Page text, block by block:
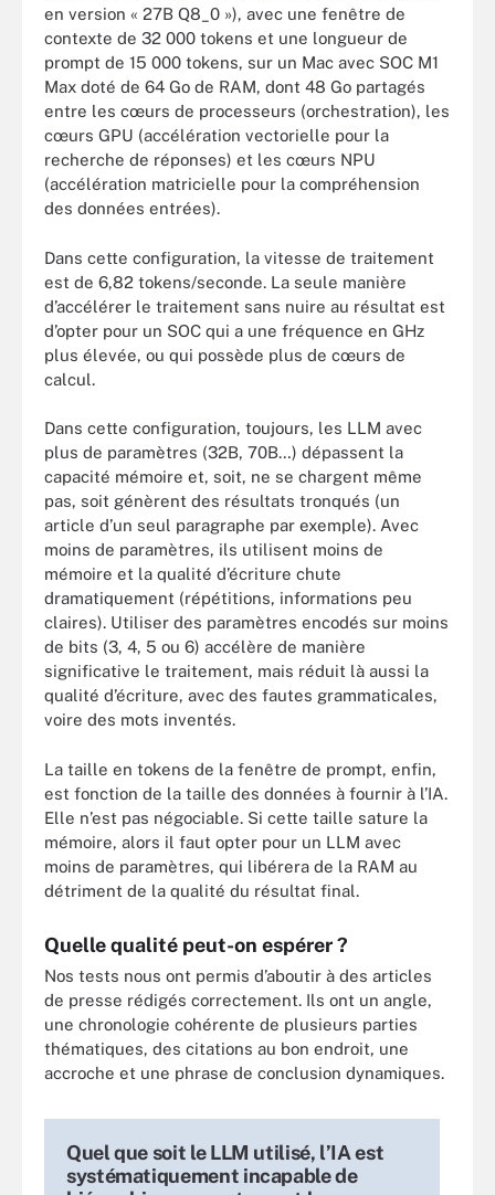
en version « 27B Q8_0 »), avec une fenêtre de
contexte de 32 000 tokens et une longueur de
prompt de 15 000 tokens, sur un Mac avec SOC M1
Max doté de 64 Go de RAM, dont 48 Go partagés
entre les cœurs de processeurs (orchestration), les
cœurs GPU (accélération vectorielle pour la
recherche de réponses) et les cœurs NPU
(accélération matricielle pour la compréhension
des données entrées).
Dans cette configuration, la vitesse de traitement
est de 6,82 tokens/seconde. La seule manière
d’accélérer le traitement sans nuire au résultat est
d’opter pour un SOC qui a une fréquence en GHz
plus élevée, ou qui possède plus de cœurs de
calcul.
Dans cette configuration, toujours, les LLM avec
plus de paramètres (32B, 70B…) dépassent la
capacité mémoire et, soit, ne se chargent même
pas, soit génèrent des résultats tronqués (un
article d’un seul paragraphe par exemple). Avec
moins de paramètres, ils utilisent moins de
mémoire et la qualité d’écriture chute
dramatiquement (répétitions, informations peu
claires). Utiliser des paramètres encodés sur moins
de bits (3, 4, 5 ou 6) accélère de manière
significative le traitement, mais réduit là aussi la
qualité d’écriture, avec des fautes grammaticales,
voire des mots inventés.
La taille en tokens de la fenêtre de prompt, enfin,
est fonction de la taille des données à fournir à l’IA.
Elle n’est pas négociable. Si cette taille sature la
mémoire, alors il faut opter pour un LLM avec
moins de paramètres, qui libérera de la RAM au
détriment de la qualité du résultat final.
Quelle qualité peut-on espérer ?
Nos tests nous ont permis d’aboutir à des articles
de presse rédigés correctement. Ils ont un angle,
une chronologie cohérente de plusieurs parties
thématiques, des citations au bon endroit, une
accroche et une phrase de conclusion dynamiques.
Quel que soit le LLM utilisé, l’IA est
systématiquement incapable de